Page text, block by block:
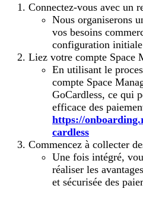
Connectez-vous avec un
Nous organiserons
vos besoins
configuration
Liez votre compte Space
En utilisant le
compte Space
GoCardless, ce qui
efficace des
https://
cardless
Commencez à collecter
Une fois intégré,
réaliser les
et sécurisée des